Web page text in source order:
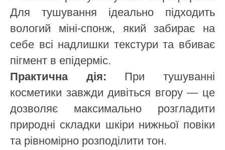
Для тушування ідеально підходить
вологий міні-спонж, який забирає на
себе всі надлишки текстури та вбиває
пігмент в епідерміс.
Практична дія: При тушуванні
косметики завжди дивіться вгору — це
дозволяє максимально розгладити
природні складки шкіри нижньої повіки
та рівномірно розподілити тон.